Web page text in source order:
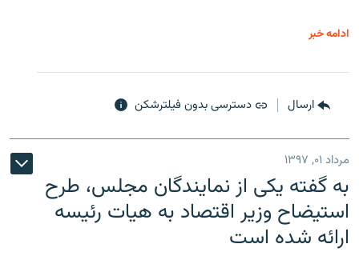
ادامه خبر
ارسال دسترسی بدون فیلترشکن
مرداد ۰۱, ۱۳۹۷
به گفته یکی از نمایندگان مجلس، طرح
استیضاح وزیر اقتصاد به هیات رئیسه
ارائه شده است